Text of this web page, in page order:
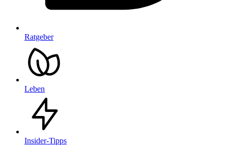
Ratgeber
Leben
Insider-Tipps